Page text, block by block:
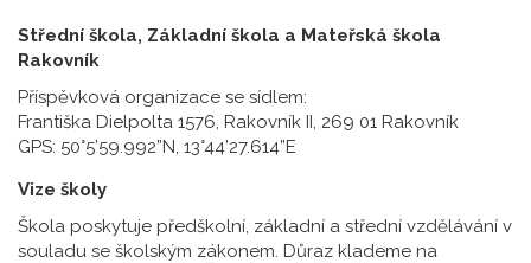
Střední škola, Základní škola a Mateřská škola
Rakovník
Příspěvková organizace se sídlem:
Františka Dielpolta 1576, Rakovník II, 269 01 Rakovník
GPS: 50°5’59.992”N, 13°44’27.614”E
Vize školy
Škola poskytuje předškolní, základní a střední vzdělávání v
souladu se školským zákonem. Důraz klademe na